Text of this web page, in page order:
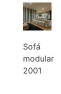
Sofá
modular
2001